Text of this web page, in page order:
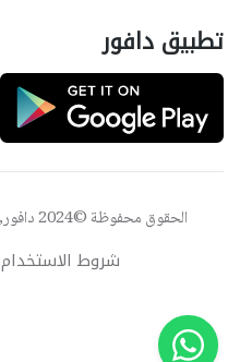
تطبيق دافور
الحقوق محفوظة ©2024 دافور, أحد مشاريع مجموعة
شروط الاستخدام